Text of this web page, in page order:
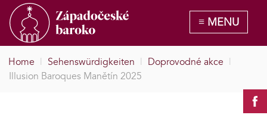
Home | Sehenswürdigkeiten | Doprovodné akce |
Illusion Baroques Manětín 2025